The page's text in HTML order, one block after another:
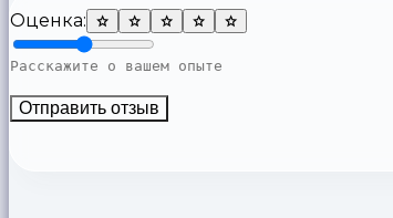
Оценка:
Отправить отзыв